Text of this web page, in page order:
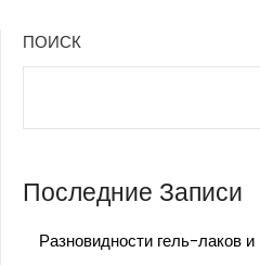
ПОИСК
Последние Записи
Разновидности гель-лаков